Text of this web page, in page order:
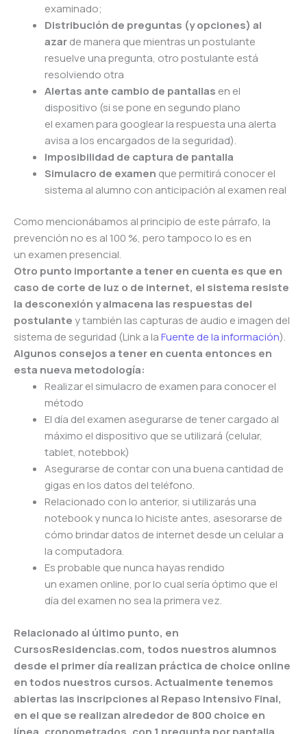
examinado;
Distribución de preguntas (y opciones) al
azarde manera que mientras un postulante
resuelve una pregunta, otro postulante está
resolviendo otra
Alertas ante cambio de pantallas en el
dispositivo (si se pone en segundo plano
el examenpara googlear la respuesta una alerta
avisa a los encargados de la seguridad).
Imposibilidad de captura de pantalla
Simulacro de examen que permitirá conocer el
sistema al alumno con anticipación al examen real
Como mencionábamos al principio de este párrafo, la
prevención no es al 100 %, pero tampoco lo es en
un examenpresencial.
Otro punto importante a tener en cuenta es que en
caso de corte de luz o de internet, el sistema resiste
la desconexión y almacena las respuestas del
postulantey también las capturas de audio e imagen del
sistema de seguridad (Link a laFuente de la información).
Algunos consejos a tener en cuenta entonces en
esta nueva metodología:
Realizar el simulacro de examenpara conocer el
método
El día del examen asegurarse de tener cargado al
máximo el dispositivo que se utilizará (celular,
tablet, notebbok)
Asegurarse de contar con una buena cantidad de
gigas en los datos del teléfono.
Relacionado con lo anterior, si utilizarás una
notebook y nunca lo hiciste antes, asesorarse de
cómo brindar datos de internet desde un celular a
la computadora.
Es probable que nunca hayas rendido
un examen online, por lo cual sería óptimo que el
día del examen no sea la primera vez.
Relacionado al último punto, en
CursosResidencias.com, todos nuestros alumnos
desde el primer día realizan práctica de choice online
en todos nuestros cursos. Actualmente tenemos
abiertas las inscripciones al Repaso Intensivo Final,
en el que se realizan alrededor de 800 choice en